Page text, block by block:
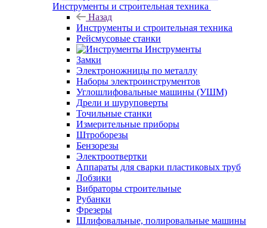
Инструменты и строительная техника
Назад
Инструменты и строительная техника
Рейсмусовые станки
Инструменты
Замки
Электроножницы по металлу
Наборы электроинструментов
Углошлифовальные машины (УШМ)
Дрели и шуруповерты
Точильные станки
Измерительные приборы
Штроборезы
Бензорезы
Электроотвертки
Аппараты для сварки пластиковых труб
Лобзики
Вибраторы строительные
Рубанки
Фрезеры
Шлифовальные, полировальные машины